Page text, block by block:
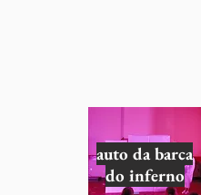
auto da barca
do inferno